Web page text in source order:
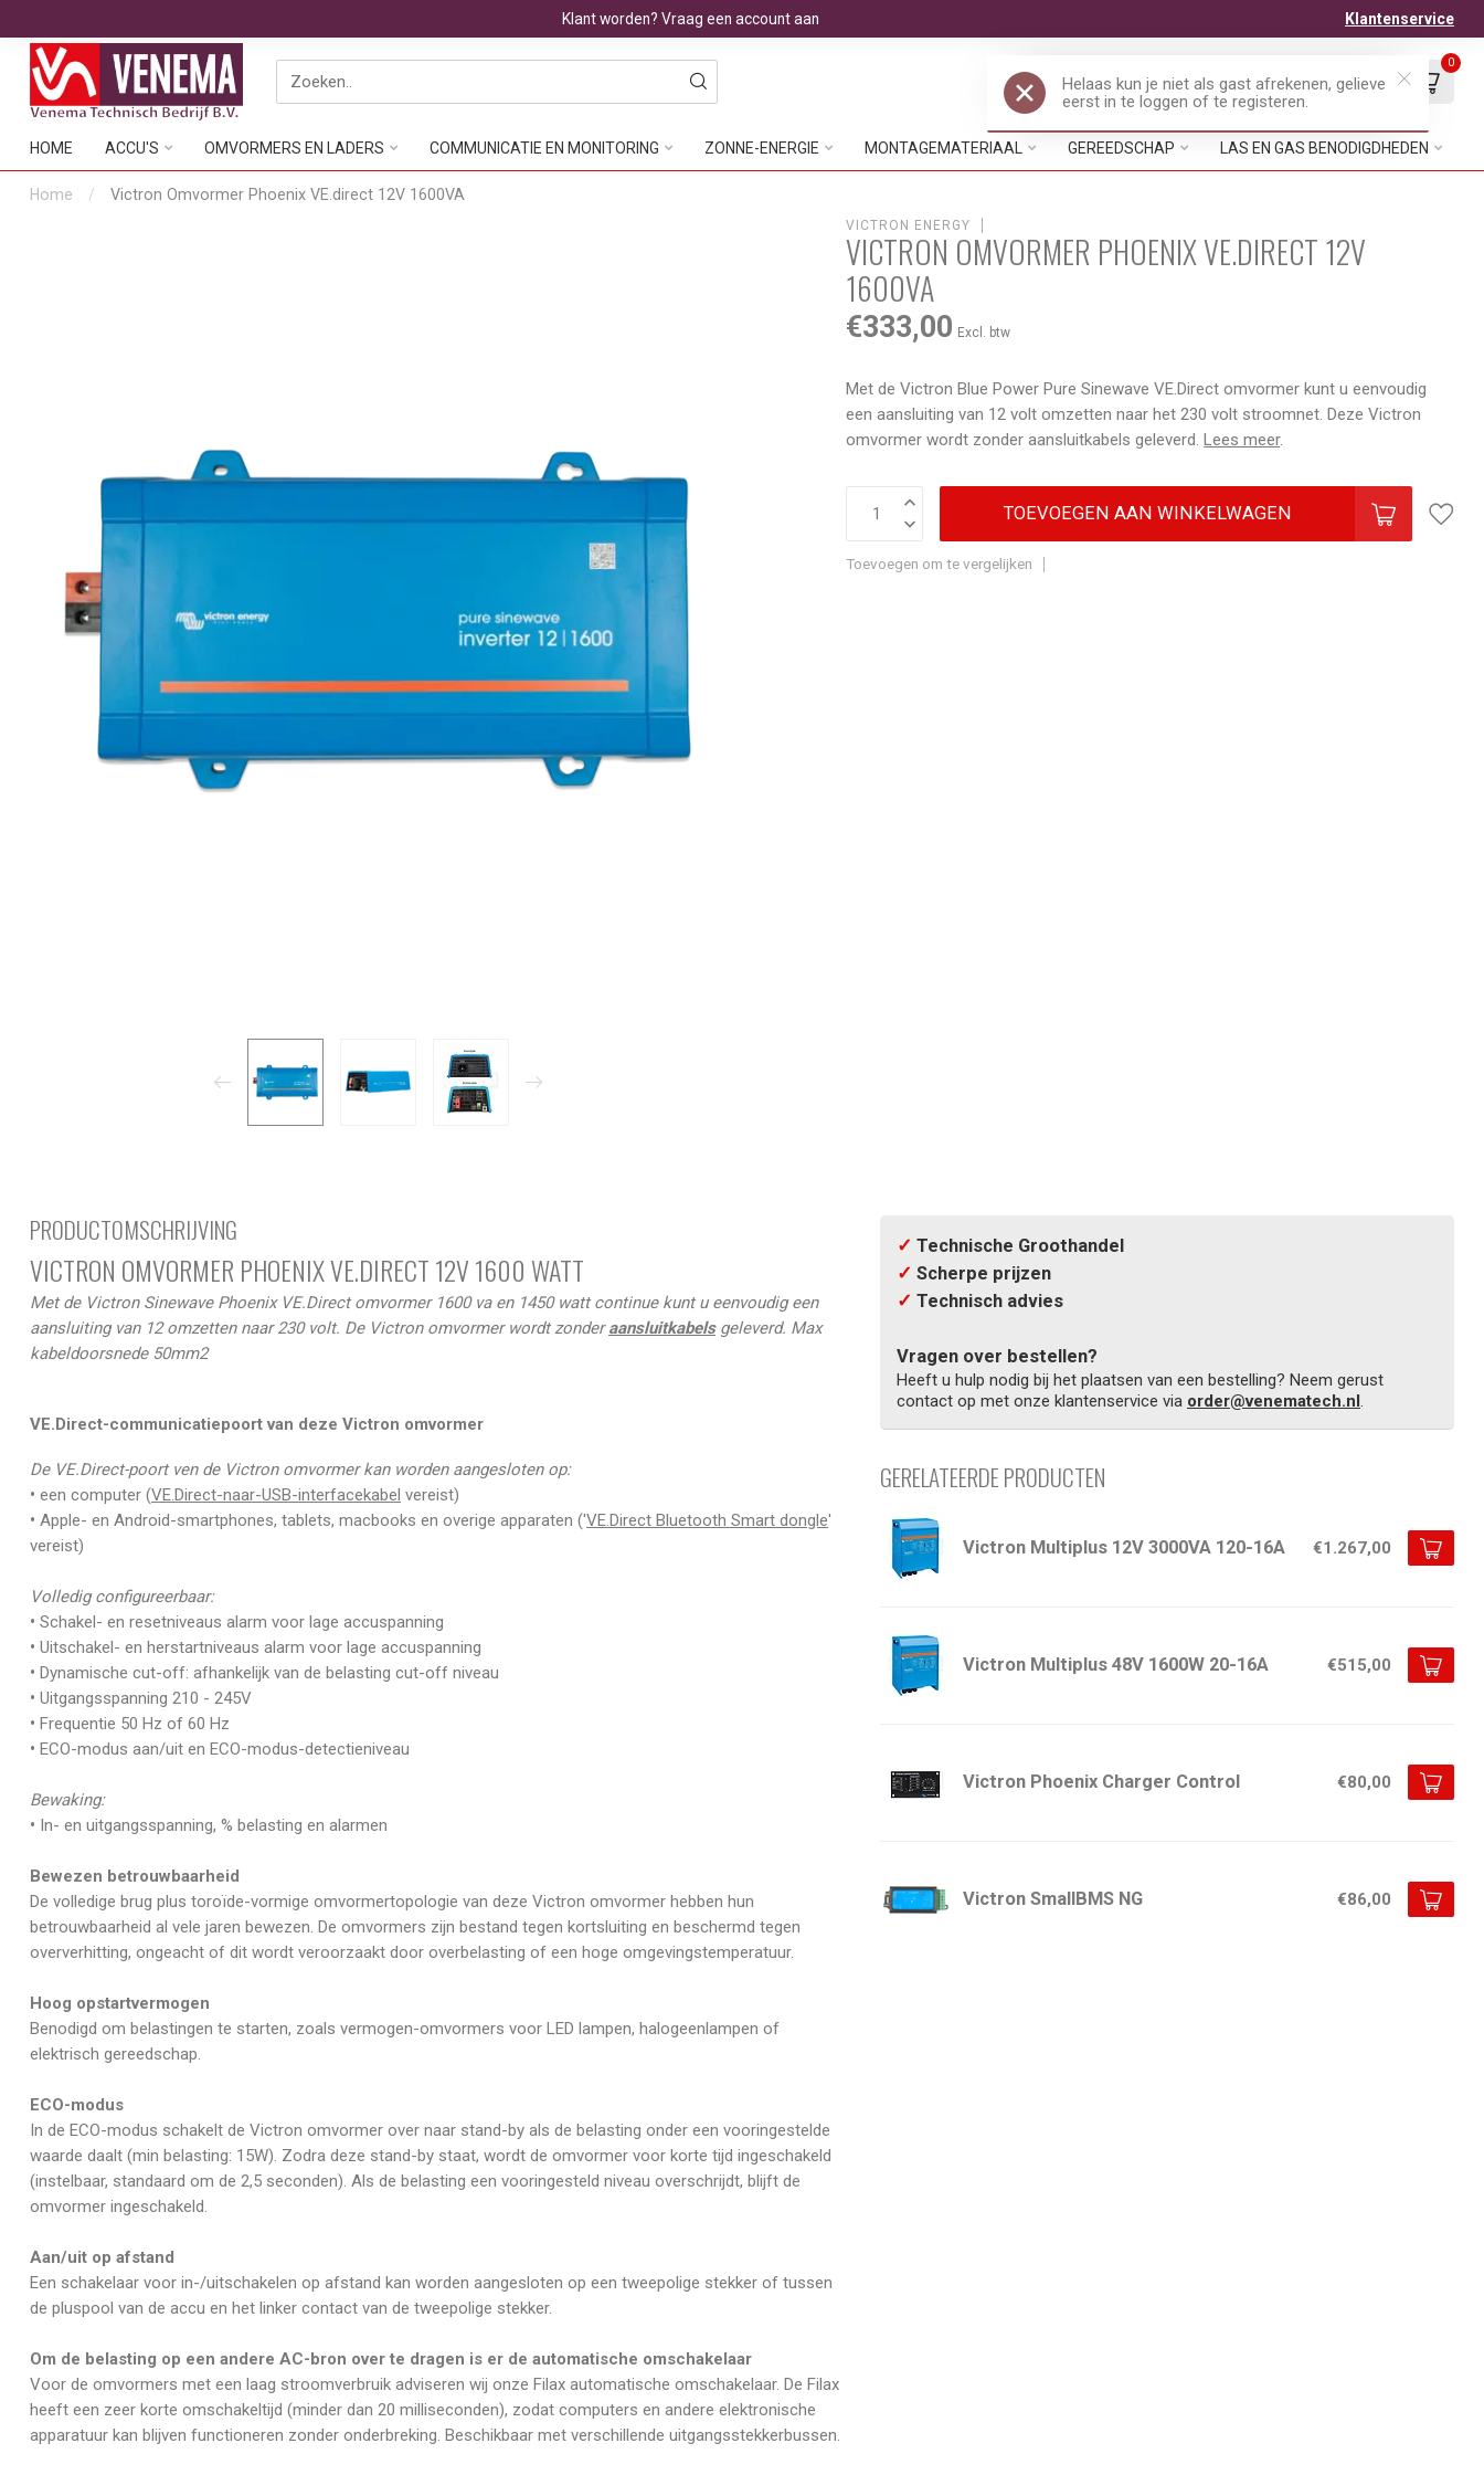
Klant worden? Vraag een account aan Klantenservice
EUR Mijn account Verlanglijst
0
HOME ACCU'S OMVORMERS EN LADERS COMMUNICATIE EN MONITORING ZONNE-ENERGIE MONTAGEMATERIAAL GEREEDSCHAP LAS EN GAS BENODIGDHEDEN
Home / Victron Omvormer Phoenix VE.direct 12V 1600VA
VICTRON ENERGY
VICTRON OMVORMER PHOENIX VE.DIRECT 12V
1600VA
€333,00 Excl. btw
Met de Victron Blue Power Pure Sinewave VE.Direct omvormer kunt u eenvoudig
een aansluiting van 12 volt omzetten naar het 230 volt stroomnet. Deze Victron
omvormer wordt zonder aansluitkabels geleverd.Lees meer.
TOEVOEGEN AAN WINKELWAGEN
Toevoegen om te vergelijken
PRODUCTOMSCHRIJVING
VICTRON OMVORMER PHOENIX VE.DIRECT 12V 1600 WATT
Met de Victron Sinewave Phoenix VE.Direct omvormer 1600 va en 1450 watt continue kunt u eenvoudig een
aansluiting van 12 omzetten naar 230 volt. De Victron omvormer wordt zonderaansluitkabelsgeleverd. Max
kabeldoorsnede 50mm2
VE.Direct-communicatiepoort van deze Victron omvormer
De VE.Direct-poort ven de Victron omvormer kan worden aangesloten op:
• een computer (VE.Direct-naar-USB-interfacekabel vereist)
• Apple- en Android-smartphones, tablets, macbooks en overige apparaten ('VE.Direct Bluetooth Smart dongle'
vereist)
Volledig configureerbaar:
• Schakel- en resetniveaus alarm voor lage accuspanning
• Uitschakel- en herstartniveaus alarm voor lage accuspanning
• Dynamische cut-off: afhankelijk van de belasting cut-off niveau
• Uitgangsspanning 210 - 245V
• Frequentie 50 Hz of 60 Hz
• ECO-modus aan/uit en ECO-modus-detectieniveau
Bewaking:
• In- en uitgangsspanning, % belasting en alarmen
Bewezen betrouwbaarheid
De volledige brug plus toroïde-vormige omvormertopologie van deze Victron omvormer hebben hun
betrouwbaarheid al vele jaren bewezen. De omvormers zijn bestand tegen kortsluiting en beschermd tegen
oververhitting, ongeacht of dit wordt veroorzaakt door overbelasting of een hoge omgevingstemperatuur.
Hoog opstartvermogen
Benodigd om belastingen te starten, zoals vermogen-omvormers voor LED lampen, halogeenlampen of
elektrisch gereedschap.
ECO-modus
In de ECO-modus schakelt de Victron omvormer over naar stand-by als de belasting onder een vooringestelde
waarde daalt (min belasting: 15W). Zodra deze stand-by staat, wordt de omvormer voor korte tijd ingeschakeld
(instelbaar, standaard om de 2,5 seconden). Als de belasting een vooringesteld niveau overschrijdt, blijft de
omvormer ingeschakeld.
Aan/uit op afstand
Een schakelaar voor in-/uitschakelen op afstand kan worden aangesloten op een tweepolige stekker of tussen
de pluspool van de accu en het linker contact van de tweepolige stekker.
Om de belasting op een andere AC-bron over te dragen is er de automatische omschakelaar
Voor de omvormers met een laag stroomverbruik adviseren wij onze Filax automatische omschakelaar. De Filax
heeft een zeer korte omschakeltijd (minder dan 20 milliseconden), zodat computers en andere elektronische
apparatuur kan blijven functioneren zonder onderbreking. Beschikbaar met verschillende uitgangsstekkerbussen.
✓ Technische Groothandel
✓ Scherpe prijzen
✓ Technisch advies
Vragen over bestellen?
Heeft u hulp nodig bij het plaatsen van een bestelling? Neem gerust
contact op met onze klantenservice via order@venematech.nl.
GERELATEERDE PRODUCTEN
Victron Multiplus 12V 3000VA 120-16A €1.267,00
Victron Multiplus 48V 1600W 20-16A €515,00
Victron Phoenix Charger Control €80,00
Victron SmallBMS NG €86,00